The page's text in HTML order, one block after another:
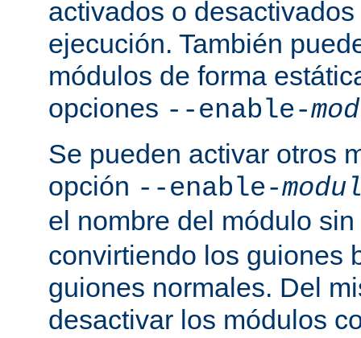
activados o
ejecución. También
módulos de forma
opciones --enable-
Se pueden activar otros
opción --enable-
el nombre del módulo
convirtiendo los guiones
guiones normales. Del
desactivar los módulos